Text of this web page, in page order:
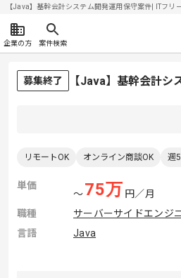
【Java】基幹会計システム開発運用保守案件| ITフ
企業の方 案件検索
募集終了 【Java】基幹会計
リモートOK オンライン商談OK 週
単価
〜75万 円／月
職種
サーバーサイドエンジ
言語
Java